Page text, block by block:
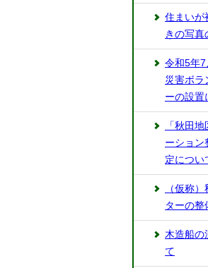
住まいが
きの写真
令和5年7
災害ボラ
ーの設置
「秋田
ーション
定につい
（仮称
ターの整
木造船の
て